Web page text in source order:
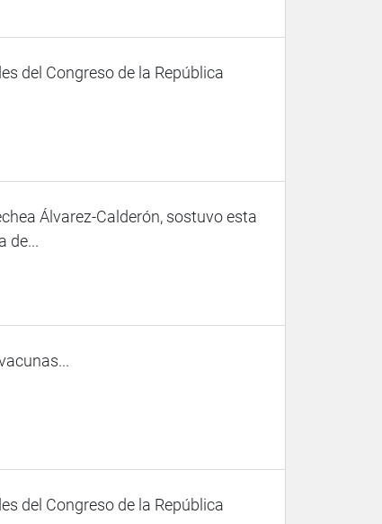
del Congreso de la República
Álvarez-Calderón, sostuvo esta
de...
del Congreso de la República